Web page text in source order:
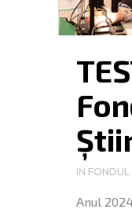
IN FONDUL
Anul